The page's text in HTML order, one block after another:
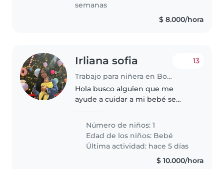
semanas
$ 8.000/hora
Irliana sofia
Trabajo para niñera en Bogotá
13
Hola busco alguien que me
ayude a cuidar a mi bebé se
la idea es cuidarla en mi casa de
dos a tres horas diarias. Si estás
interesada porfa escríbeme..
Número de niños: 1
Edad de los niños: Bebé
Última actividad: hace 5 días
$ 10.000/hora